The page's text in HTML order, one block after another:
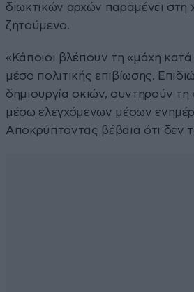
διωκτικών αρχών παραμένει
ζητούμενο.
«Κάποιοι βλέπουν τη «μάχη
μέσο πολιτικής επιβίωσης.
δημιουργία σκιών, συντηρούν
μέσω ελεγχόμενων μέσων
Αποκρύπτοντας βέβαια ότι δεν